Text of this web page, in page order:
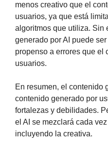
menos creativo que el
usuarios, ya que está
algoritmos que utiliza. Sin
generado por AI puede
propenso a errores que el
usuarios.
En resumen, el contenido
contenido generado por
fortalezas y debilidades.
el AI se mezclará cada
incluyendo la creativa.